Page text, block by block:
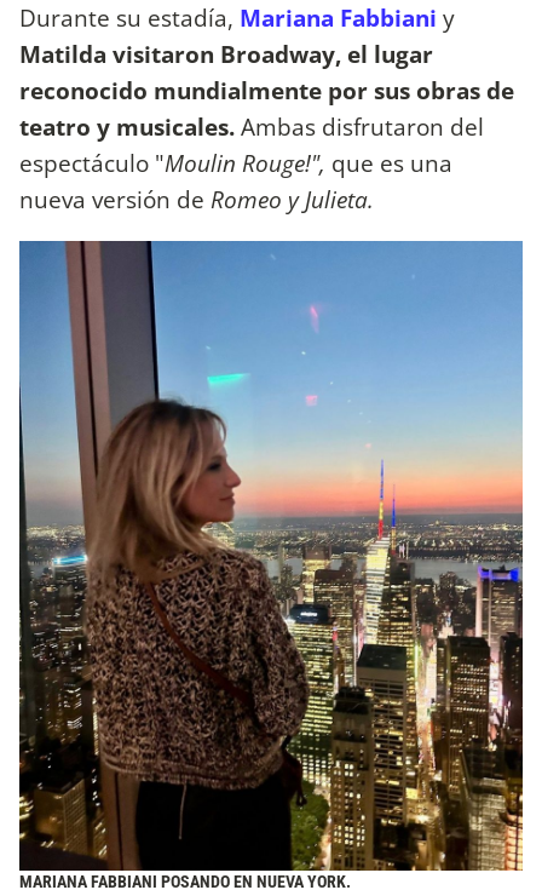
Durante su estadía, Mariana Fabbiani y
Matilda visitaron Broadway, el lugar
reconocido mundialmente por sus obras de
teatro y musicales.Ambas disfrutaron del
espectáculo "Moulin Rouge!", que es una
nueva versión de Romeo y Julieta.
MARIANA FABBIANI POSANDO EN NUEVA YORK.